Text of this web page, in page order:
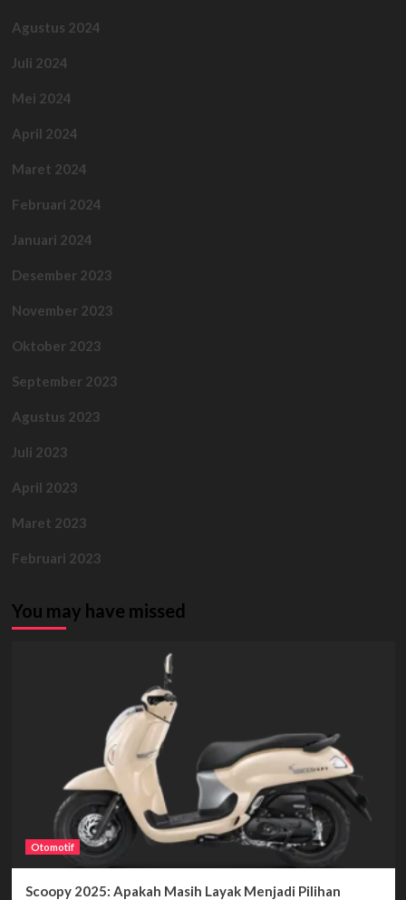
Agustus 2024
Juli 2024
Mei 2024
April 2024
Maret 2024
Februari 2024
Januari 2024
Desember 2023
November 2023
Oktober 2023
September 2023
Agustus 2023
Juli 2023
April 2023
Maret 2023
Februari 2023
You may have missed
Otomotif
Scoopy 2025: Apakah Masih Layak Menjadi Pilihan